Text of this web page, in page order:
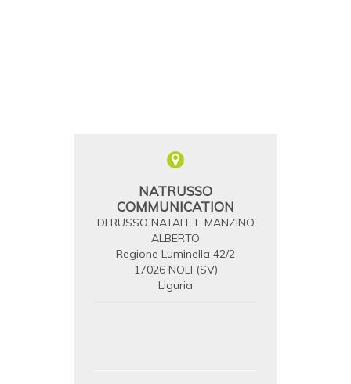
NATRUSSO
COMMUNICATION
DI RUSSO NATALE E MANZINO
ALBERTO
Regione Luminella 42/2
17026 NOLI (SV)
Liguria